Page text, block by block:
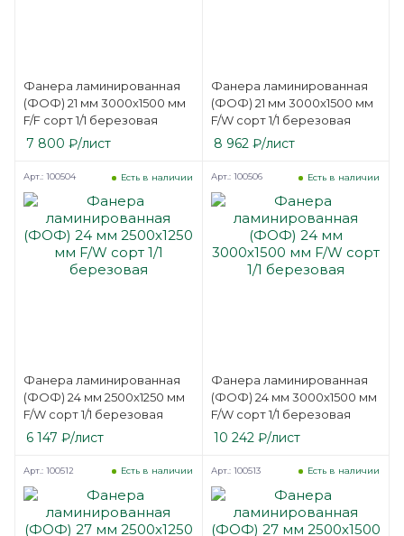
Фанера ламинированная
(ФОФ) 21 мм 3000х1500 мм
F/F сорт 1/1 березовая
7 800 ₽/лист
Фанера ламинированная
(ФОФ) 21 мм 3000х1500 мм
F/W сорт 1/1 березовая
8 962₽/лист
Фанера ламинированная
(ФОФ) 24 мм 2500х1250 мм
F/W сорт 1/1 березовая
Есть в наличии
Арт.: 100504
6 147 ₽/лист
Фанера ламинированная
(ФОФ) 24 мм 3000х1500 мм
F/W сорт 1/1 березовая
Есть в наличии
Арт.: 100506
10 242 ₽/лист
Есть в наличии
Арт.: 100512 Есть в наличии
Арт.: 100513